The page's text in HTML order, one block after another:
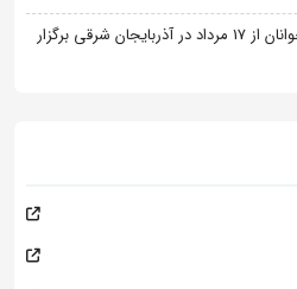
اردوی تیم ملی کشتی ساحلی نوجوانان از 17 مرداد در آذربایجان شرقی برگزار